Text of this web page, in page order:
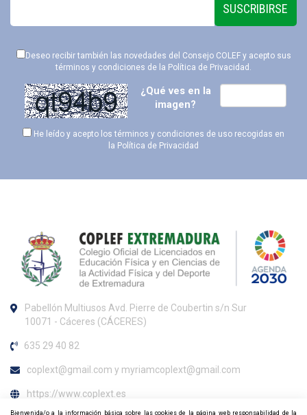
SUSCRIBIRSE
Deseo recibir también las novedades del Consejo COLEF y acepto sus
términos y condiciones de la Política de Privacidad .
¿Qué ves en la
imagen?
He leído y acepto los términos y condiciones de uso recogidas en
la Política de Privacidad
Pabellón Multiusos Avd. Pierre de Coubertin s/n Sur
10071 - Cáceres (CÁCERES)
635 29 40 82
coplext@gmail.com y myriamcoplext@gmail.com
https://www.coplext.es
Bienvenida/o a la información básica sobre las cookies de la página web responsabilidad de la